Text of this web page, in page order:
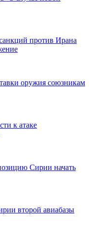
против Ирана
оружия союзникам
к атаке
Сирии начать
второй авиабазы